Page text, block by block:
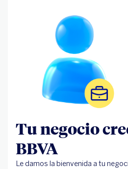
Tu negocio
BBVA
Le damos la bienvenida a tu